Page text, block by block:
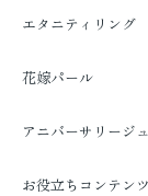
エタニティリング
花嫁パール
アニバーサリージ
お役立ちコンテンツ